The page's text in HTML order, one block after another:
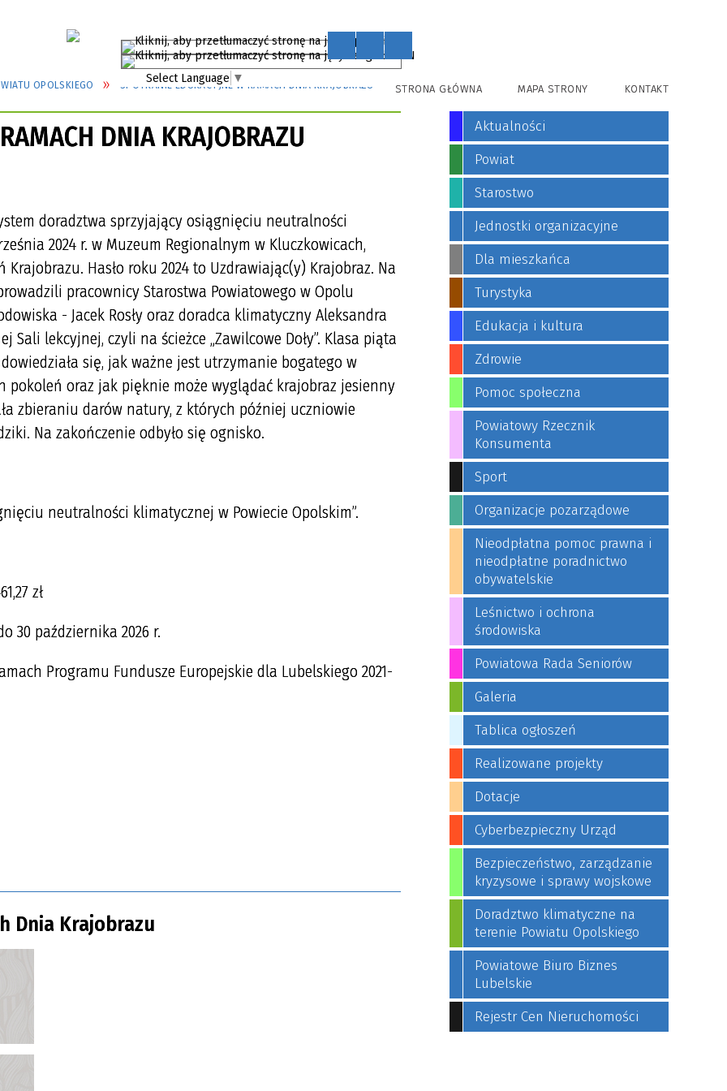
EN
Select Language ▼
STRONA GŁÓWNA MAPA STRONY KONTAKT
OPOLSKIEGO SPOTKANIE EDUKACYJNE W RAMACH DNIA KRAJOBRAZU
DNIA KRAJOBRAZU
doradztwa sprzyjający osiągnięciu neutralności
2024 r. w Muzeum Regionalnym w Kluczkowicach,
Hasło roku 2024 to Uzdrawiając(y) Krajobraz. Na
pracownicy Starostwa Powiatowego w Opolu
- Jacek Rosły oraz doradca klimatyczny Aleksandra
lekcyjnej, czyli na ścieżce „Zawilcowe Doły”. Klasa piąta
się, jak ważne jest utrzymanie bogatego w
pokoleń oraz jak pięknie może wyglądać krajobraz jesienny
zbieraniu darów natury, z których później uczniowie
Na zakończenie odbyło się ognisko.
neutralności klimatycznej w Powiecie Opolskim”.
zł
30 października 2026 r.
Programu Fundusze Europejskie dla Lubelskiego 2021-
Dnia Krajobrazu
Aktualności
Powiat
Starostwo
Jednostki organizacyjne
Dla mieszkańca
Turystyka
Edukacja i kultura
Zdrowie
Pomoc społeczna
Powiatowy Rzecznik
Konsumenta
Sport
Organizacje pozarządowe
Nieodpłatna pomoc prawna i
nieodpłatne poradnictwo
obywatelskie
Leśnictwo i ochrona
środowiska
Powiatowa Rada Seniorów
Galeria
Tablica ogłoszeń
Realizowane projekty
Dotacje
Cyberbezpieczny Urząd
Bezpieczeństwo, zarządzanie
kryzysowe i sprawy wojskowe
Doradztwo klimatyczne na
terenie Powiatu Opolskiego
Powiatowe Biuro Biznes
Lubelskie
Rejestr Cen Nieruchomości